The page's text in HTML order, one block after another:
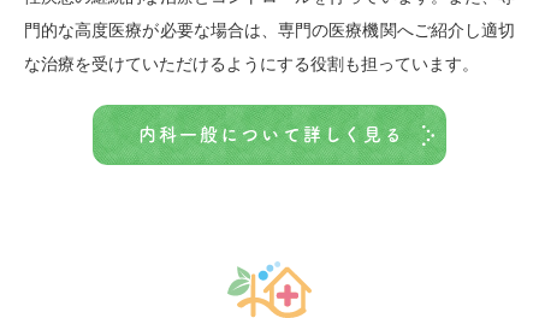
門的な高度医療が必要な場合は、専門の医療機関へご紹介し適切
な治療を受けていただけるようにする役割も担っています。
内科一般について詳しく見る